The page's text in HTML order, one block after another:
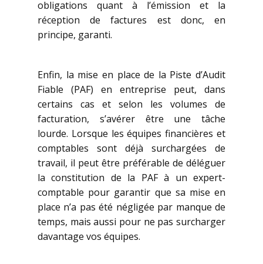
obligations quant à l’émission et la
réception de factures est donc, en
principe, garanti.
Enfin, la mise en place de la Piste d’Audit
Fiable (PAF) en entreprise peut, dans
certains cas et selon les volumes de
facturation, s’avérer être une tâche
lourde. Lorsque les équipes financières et
comptables sont déjà surchargées de
travail, il peut être préférable de déléguer
la constitution de la PAF à un expert-
comptable pour garantir que sa mise en
place n’a pas été négligée par manque de
temps, mais aussi pour ne pas surcharger
davantage vos équipes.